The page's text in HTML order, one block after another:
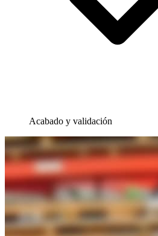
Acabado y validación